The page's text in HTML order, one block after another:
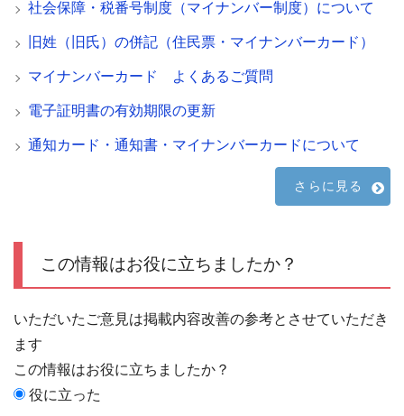
社会保障・税番号制度（マイナンバー制度）について
旧姓（旧氏）の併記（住民票・マイナンバーカード）
マイナンバーカード よくあるご質問
電子証明書の有効期限の更新
通知カード・通知書・マイナンバーカードについて
さらに見る
この情報はお役に立ちましたか？
いただいたご意見は掲載内容改善の参考とさせていただき
ます
この情報はお役に立ちましたか？
役に立った